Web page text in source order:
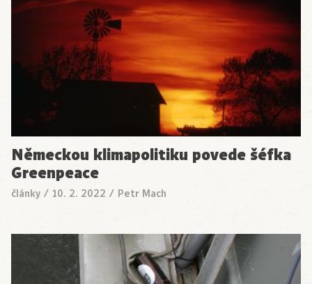
Německou klimapolitiku povede šéfka
Greenpeace
články / 10. 2. 2022 / Petr Mach